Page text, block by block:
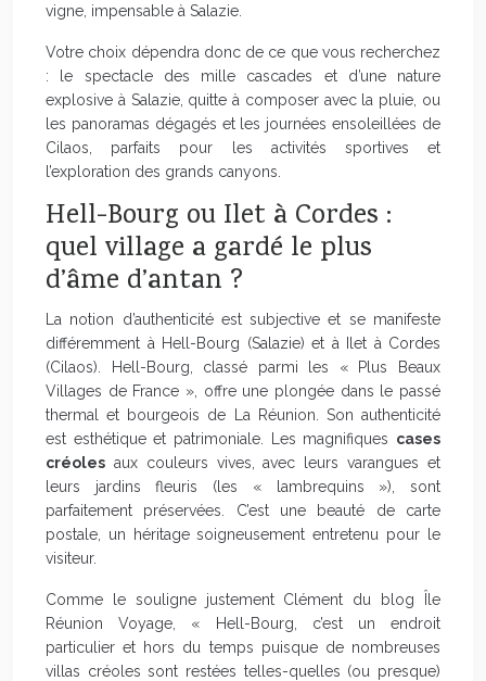
vigne, impensable à Salazie.
Votre choix dépendra donc de ce que vous recherchez
: le spectacle des mille cascades et d’une nature
explosive à Salazie, quitte à composer avec la pluie, ou
les panoramas dégagés et les journées ensoleillées de
Cilaos, parfaits pour les activités sportives et
l’exploration des grands canyons.
Hell-Bourg ou Ilet à Cordes :
quel village a gardé le plus
d’âme d’antan ?
La notion d’authenticité est subjective et se manifeste
différemment à Hell-Bourg (Salazie) et à Ilet à Cordes
(Cilaos). Hell-Bourg, classé parmi les « Plus Beaux
Villages de France », offre une plongée dans le passé
thermal et bourgeois de La Réunion. Son authenticité
est esthétique et patrimoniale. Les magnifiques cases
créoles aux couleurs vives, avec leurs varangues et
leurs jardins fleuris (les « lambrequins »), sont
parfaitement préservées. C’est une beauté de carte
postale, un héritage soigneusement entretenu pour le
visiteur.
Comme le souligne justement Clément du blog Île
Réunion Voyage, « Hell-Bourg, c’est un endroit
particulier et hors du temps puisque de nombreuses
villas créoles sont restées telles-quelles (ou presque)